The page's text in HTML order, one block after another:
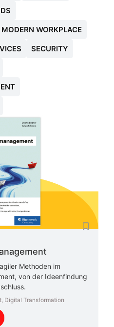
MODERN WORKPLACE
SECURITY
Methoden im
von der Ideenfindung
, Digital Transformation